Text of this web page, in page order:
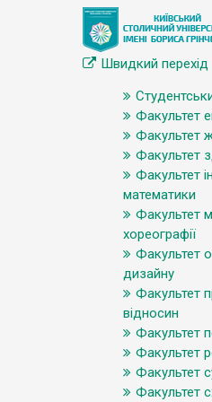
Швидкий перехід
Факультет
Факультет
Факультет
Факультет
математики
Факультет
хореографії
Факультет
дизайну
Факультет
відносин
Факультет
Факультет
Факультет
Факультет